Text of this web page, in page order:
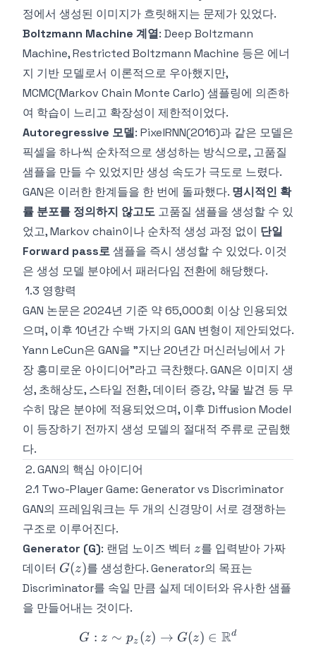
정에서 생성된 이미지가 흐릿해지는 문제가 있었다.
Boltzmann Machine 계열: Deep Boltzmann
Machine, Restricted Boltzmann Machine 등은 에너
지 기반 모델로서 이론적으로 우아했지만,
MCMC(Markov Chain Monte Carlo) 샘플링에 의존하
여 학습이 느리고 확장성이 제한적이었다.
Autoregressive 모델: PixelRNN(2016)과 같은 모델은
픽셀을 하나씩 순차적으로 생성하는 방식으로, 고품질
샘플을 만들 수 있었지만 생성 속도가 극도로 느렸다.
GAN은 이러한 한계들을 한 번에 돌파했다. 명시적인 확
률 분포를 정의하지 않고도 고품질 샘플을 생성할 수 있
었고, Markov chain이나 순차적 생성 과정 없이 단일
Forward pass로샘플을 즉시 생성할 수 있었다. 이것
은 생성 모델 분야에서 패러다임 전환에 해당했다.
1.3 영향력
GAN 논문은 2024년 기준 약 65,000회 이상 인용되었
으며, 이후 10년간 수백 가지의 GAN 변형이 제안되었다.
Yann LeCun은 GAN을 "지난 20년간 머신러닝에서 가
장 흥미로운 아이디어"라고 극찬했다. GAN은 이미지 생
성, 초해상도, 스타일 전환, 데이터 증강, 약물 발견 등 무
수히 많은 분야에 적용되었으며, 이후 Diffusion Model
이 등장하기 전까지 생성 모델의 절대적 주류로 군림했
다.
2. GAN의 핵심 아이디어
2.1 Two-Player Game: Generator vs Discriminator
GAN의 프레임워크는 두 개의 신경망이 서로 경쟁하는
구조로 이루어진다.
Generator (G): 랜덤 노이즈 벡터 z
z를 입력받아 가짜
데이터 G(z)
G(z)를 생성한다. Generator의 목표는
Discriminator를 속일 만큼 실제 데이터와 유사한 샘플
을 만들어내는 것이다.
G: z \sim p_z(z)
G : z ∼ pz (z) → G(z) ∈ Rd